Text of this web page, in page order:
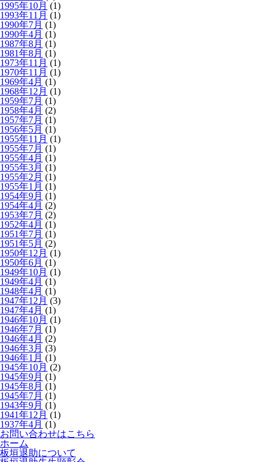
1995年10月 (1)
1993年11月 (1)
1990年7月 (1)
1990年4月 (1)
1987年8月 (1)
1981年8月 (1)
1973年11月 (1)
1970年11月 (1)
1969年4月 (1)
1968年12月 (1)
1959年7月 (1)
1958年4月 (2)
1957年7月 (1)
1956年5月 (1)
1955年11月 (1)
1955年7月 (1)
1955年4月 (1)
1955年3月 (1)
1955年2月 (1)
1955年1月 (1)
1954年9月 (1)
1954年4月 (2)
1953年7月 (2)
1952年4月 (1)
1951年7月 (1)
1951年5月 (2)
1950年12月 (1)
1950年6月 (1)
1949年10月 (1)
1949年4月 (1)
1948年4月 (1)
1947年12月 (3)
1947年4月 (1)
1946年10月 (1)
1946年7月 (1)
1946年4月 (2)
1946年3月 (3)
1946年1月 (1)
1945年10月 (2)
1945年9月 (1)
1945年8月 (1)
1945年7月 (1)
1943年9月 (1)
1941年12月 (1)
1937年4月 (1)
お問い合わせはこちら
ホーム
板垣退助について